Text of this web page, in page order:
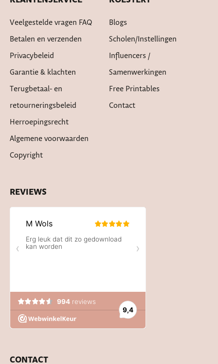
Veelgestelde vragen FAQ
Betalen en verzenden
Privacybeleid
Garantie & klachten
Terugbetaal- en
retourneringsbeleid
Herroepingsrecht
Algemene voorwaarden
Copyright
Blogs
Scholen/instellingen
Influencers /
Samenwerkingen
Free Printables
Contact
REVIEWS
CONTACT